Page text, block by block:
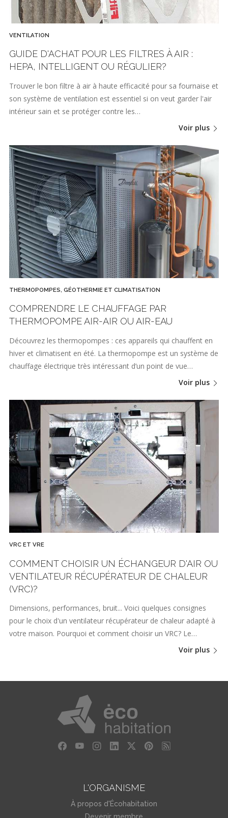
VENTILATION
GUIDE D'ACHAT POUR LES FILTRES À AIR :
HEPA, INTELLIGENT OU RÉGULIER?
Trouver le bon filtre à air à haute efficacité pour sa fournaise et
son système de ventilation est essentiel si on veut garder l'air
intérieur sain et se protéger contre les…
Voir plus
THERMOPOMPES, GÉOTHERMIE ET CLIMATISATION
COMPRENDRE LE CHAUFFAGE PAR
THERMOPOMPE AIR-AIR OU AIR-EAU
Découvrez les thermopompes : ces appareils qui chauffent en
hiver et climatisent en été. La thermopompe est un système de
chauffage électrique très intéressant d’un point de vue…
Voir plus
VRC ET VRE
COMMENT CHOISIR UN ÉCHANGEUR D'AIR OU
VENTILATEUR RÉCUPÉRATEUR DE CHALEUR
(VRC)?
Dimensions, performances, bruit... Voici quelques consignes
pour le choix d'un ventilateur récupérateur de chaleur adapté à
votre maison. Pourquoi et comment choisir un VRC? Le…
Voir plus
L'ORGANISME
À propos d'Écohabitation